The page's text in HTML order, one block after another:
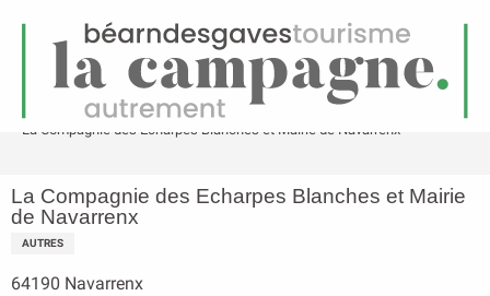
Menu
La Compagnie des Echarpes Blanches et Mairie de Navarrenx
La Compagnie des Echarpes Blanches et Mairie
de Navarrenx
AUTRES
64190 Navarrenx